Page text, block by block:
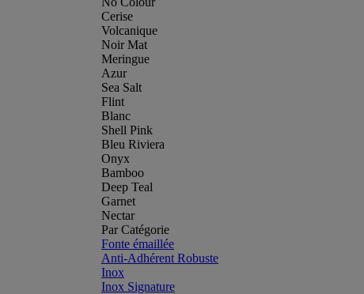
Cerise
Volcanique
Noir Mat
Meringue
Azur
Sea Salt
Flint
Blanc
Shell Pink
Bleu Riviera
Onyx
Bamboo
Deep Teal
Garnet
Nectar
Par Catégorie
Fonte émaillée
Anti-Adhérent Robuste
Inox
Inox Signature